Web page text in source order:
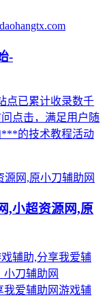
-
点已累计收录数千
点击，满足用户随
***的技术教程活动
,小超资源网,原
辅助,分享我爱辅
刀辅助网
我爱辅助网游戏辅